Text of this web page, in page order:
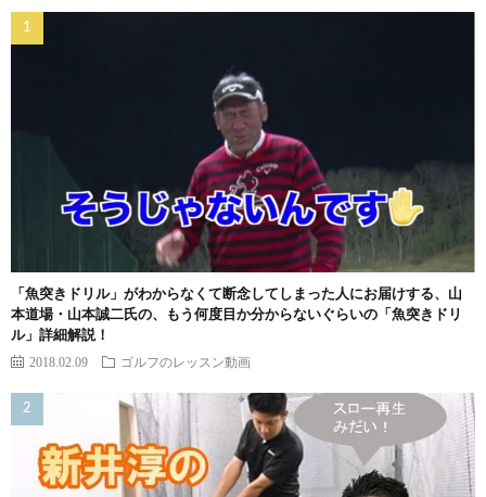
「魚突きドリル」がわからなくて断念してしまった人にお届けする、山
本道場・山本誠二氏の、もう何度目か分からないぐらいの「魚突きドリ
ル」詳細解説！
2018.02.09 ゴルフのレッスン動画